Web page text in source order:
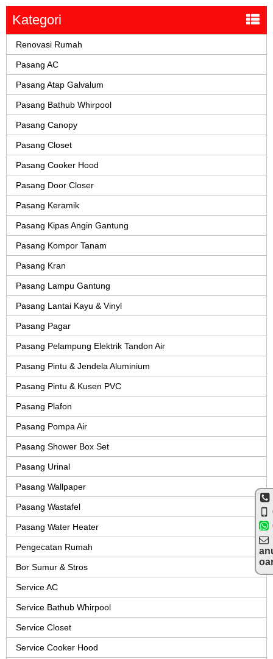
Kategori
Renovasi Rumah
Pasang AC
Pasang Atap Galvalum
Pasang Bathub Whirpool
Pasang Canopy
Pasang Closet
Pasang Cooker Hood
Pasang Door Closer
Pasang Keramik
Pasang Kipas Angin Gantung
Pasang Kompor Tanam
Pasang Kran
Pasang Lampu Gantung
Pasang Lantai Kayu & Vinyl
Pasang Pagar
Pasang Pelampung Elektrik Tandon Air
Pasang Pintu & Jendela Aluminium
Pasang Pintu & Kusen PVC
Pasang Plafon
Pasang Pompa Air
Pasang Shower Box Set
Pasang Urinal
Pasang Wallpaper
Pasang Wastafel
Pasang Water Heater
Pengecatan Rumah
Bor Sumur & Stros
Service AC
Service Bathub Whirpool
Service Closet
Service Cooker Hood